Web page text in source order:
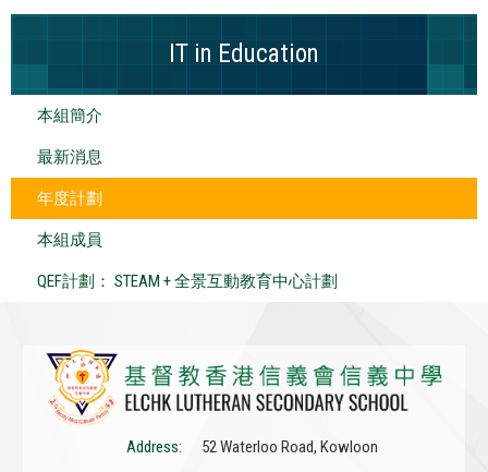
IT in Education
本組簡介
最新消息
年度計劃
本組成員
QEF計劃： STEAM + 全景互動教育中心計劃
Address:
52 Waterloo Road, Kowloon